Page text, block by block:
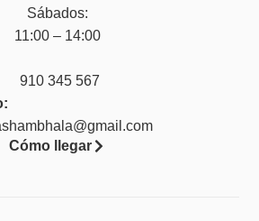
Sábados:
11:00 – 14:00
910 345 567
Cómo llegar